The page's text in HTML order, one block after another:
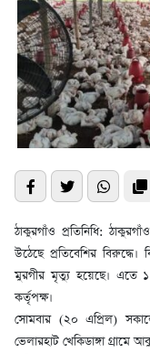
ঠাকুরগাঁও প্রতিনিধি:
উঠেছে প্রতিবেশির
মুরগীর মৃত্যু হয়েছে। এতে
কর্তৃপক্ষ।
সোমবার (২০ এপ্রিল)
ভেলারহাট খেকিডাঙ্গা গ্রামে